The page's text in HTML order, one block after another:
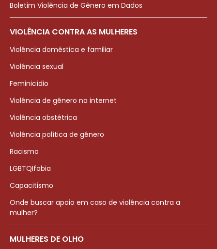
Boletim Violência de Gênero em Dados
VIOLÊNCIA CONTRA AS MULHERES
Violência doméstica e familiar
Violência sexual
Feminicídio
Violência de gênero na internet
Violência obstétrica
Violência política de gênero
Racismo
LGBTQIfobia
Capacitismo
Onde buscar apoio em caso de violência contra a
mulher?
MULHERES DE OLHO